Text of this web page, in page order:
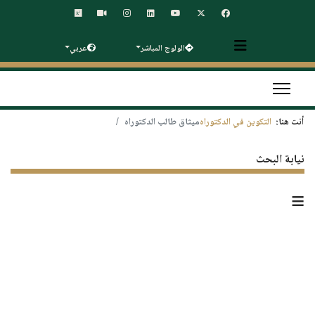
الولوج المباشر عربي
أنت هنا: التكوين في الدكتوراهميثاق طالب الدكتوراه
نيابة البحث
≡